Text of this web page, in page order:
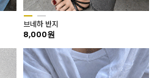
브네하 반지
8,000원